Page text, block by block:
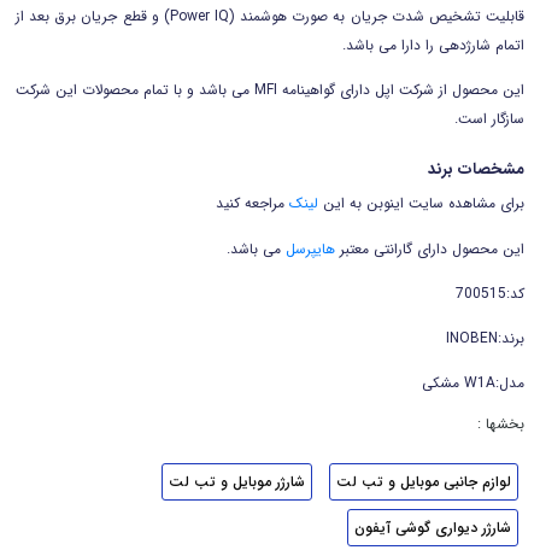
قابلیت تشخیص شدت جریان به صورت هوشمند (Power IQ) و قطع جریان برق بعد از
اتمام شارژدهی را دارا می باشد.
این محصول از شرکت اپل دارای گواهینامه MFI می باشد و با تمام محصولات این شرکت
سازگار است.
مشخصات برند
برای مشاهده سایت اینوبن به این لینک مراجعه کنید
این محصول دارای گارانتی معتبر هایپرسل می باشد.
کد:700515
برند:INOBEN
مدل:W1A مشکی
بخشها :
لوازم جانبی موبایل و تب لت
شارژر موبایل و تب لت
شارژر دیواری گوشی آیفون